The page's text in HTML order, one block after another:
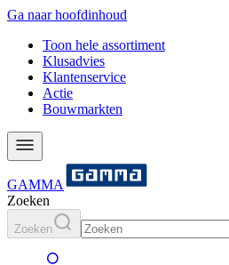
Ga naar hoofdinhoud
Toon hele assortiment
Klusadvies
Klantenservice
Actie
Bouwmarkten
GAMMA
Zoeken
Zoeken